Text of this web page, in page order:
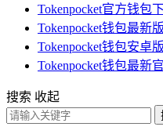
Tokenpocket官方钱包
Tokenpocket钱包最新
Tokenpocket钱包安卓版
Tokenpocket钱包最新
搜索 收起